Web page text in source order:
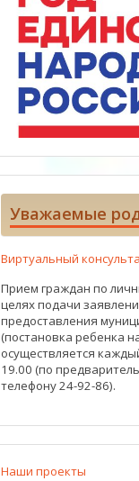
Уважаемые
Виртуальный
Прием граждан по
целях подачи
предоставления
(постановка ребенка
осуществляется
19.00 (по
телефону 24-92-86).
Наши проекты